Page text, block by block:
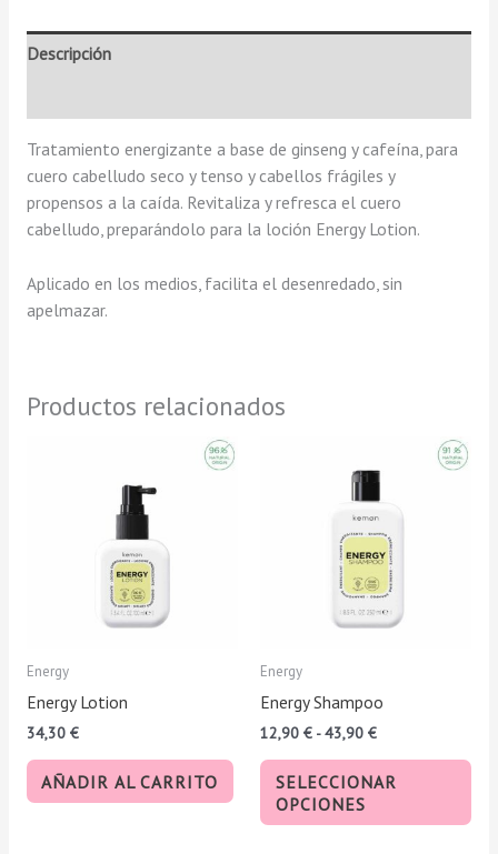
Descripción
Tratamiento energizante a base de ginseng y cafeína, para
cuero cabelludo seco y tenso y cabellos frágiles y
propensos a la caída. Revitaliza y refresca el cuero
cabelludo, preparándolo para la loción Energy Lotion.
Aplicado en los medios, facilita el desenredado, sin
apelmazar.
Productos relacionados
Energy
Energy Lotion
34,30 €
AÑADIR AL CARRITO
Energy
Energy Shampoo
12,90 € - 43,90 €
de
precios:
desde
12,90 €
hasta
43,90 €
SELECCIONAR
OPCIONES